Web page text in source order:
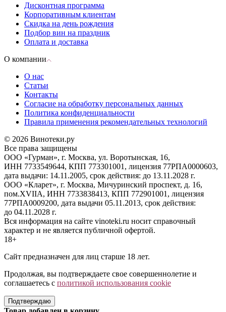
Дисконтная программа
Корпоративным клиентам
Скидка на день рождения
Подбор вин на праздник
Оплата и доставка
О компании
О нас
Статьи
Контакты
Согласие на обработку персональных данных
Политика конфиденциальности
Правила применения рекомендательных технологий
© 2026 Винотеки.ру
Все права защищены
ООО «Гурман», г. Москва, ул. Воротынская, 16,
ИНН 7733549644, КПП 773301001, лицензия 77РПА0000603,
дата выдачи: 14.11.2005, срок действия: до 13.11.2028 г.
ООО «Кларет», г. Москва, Мичуринский проспект, д. 16,
пом.XVIIA, ИНН 7733838413, КПП 772901001, лицензия
77РПА0009200, дата выдачи 05.11.2013, срок действия:
до 04.11.2028 г.
Вся информация на сайте vinoteki.ru носит справочный
характер и не является публичной офертой.
18+
Сайт предназначен для лиц старше 18 лет.
Продолжая, вы подтверждаете свое совершеннолетие и
соглашаетесь с политикой использования cookie
Подтверждаю